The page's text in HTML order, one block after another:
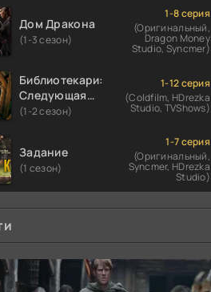
Дом Дракона
(1-3 сезон)
1-8 серия
(Оригинальный,
Dragon Money
Studio, Syncmer)
Библиотекари:
Следующая
глава
(1-2 сезон)
1-12 серия
(Coldfilm, HDrezka
Studio, TVShows)
Задание
(1 сезон)
1-7 серия
(Оригинальный,
Syncmer, HDrezka
Studio)